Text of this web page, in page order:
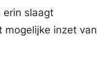
erin slaagt
mogelijke inzet van